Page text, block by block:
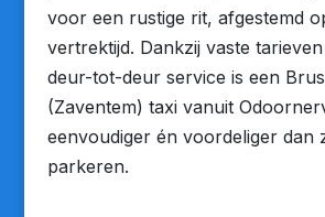
voor een rustige rit, afgestemd
vertrektijd. Dankzij vaste
deur-tot-deur service is een
(Zaventem) taxi vanuit
eenvoudiger én voordeliger dan
parkeren.